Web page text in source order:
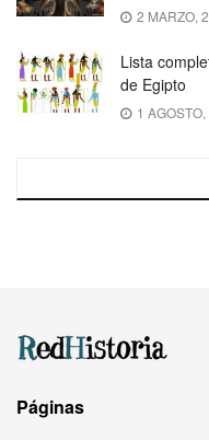
2 MARZO,
Lista
de Egipto
1
Páginas